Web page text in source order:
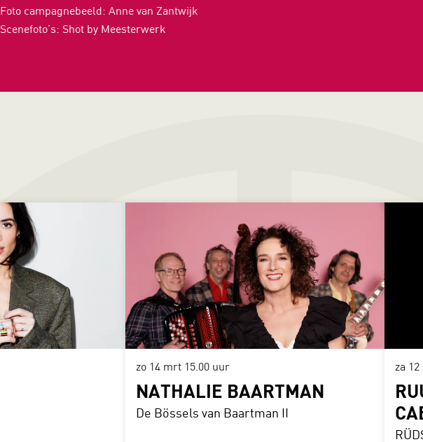
Foto campagnebeeld: Anne van Zantwijk
Scenefoto’s: Shot by Meesterwerk
NATHALIE BAARTMAN
De Bössels van Baartman II
zo 14 mrt 15.00 uur za 12